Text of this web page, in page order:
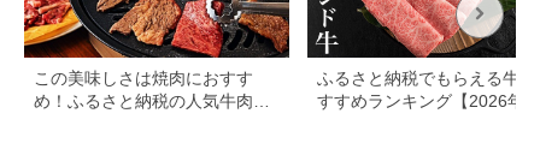
この美味しさは焼肉におすす
め！ふるさと納税の人気牛肉還
ふるさと納税でもらえる牛肉
すすめランキング【2026年